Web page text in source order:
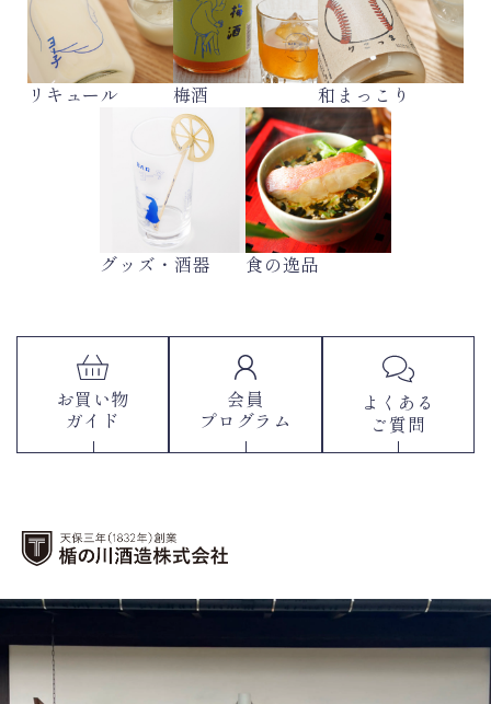
リキュール 梅酒 和まっこり
グッズ・酒器 食の逸品
お買い物
ガイド
会員
プログラム
よくある
ご質問